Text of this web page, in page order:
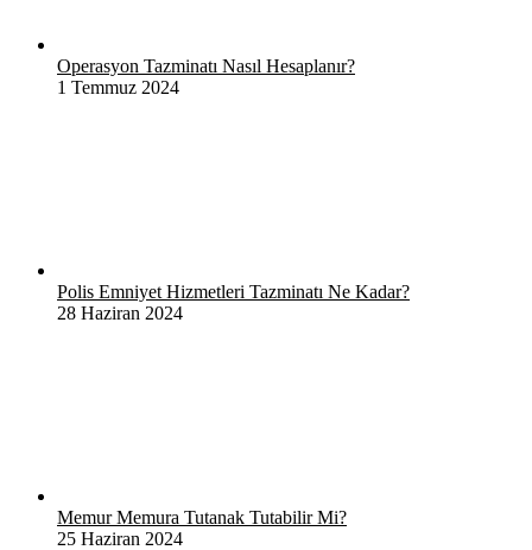
Operasyon Tazminatı Nasıl Hesaplanır?
1 Temmuz 2024
Polis Emniyet Hizmetleri Tazminatı Ne Kadar?
28 Haziran 2024
Memur Memura Tutanak Tutabilir Mi?
25 Haziran 2024